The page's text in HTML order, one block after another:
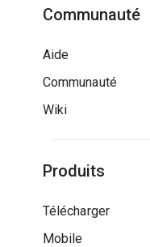
Communauté
Aide
Communauté
Wiki
Produits
Télécharger
Mobile